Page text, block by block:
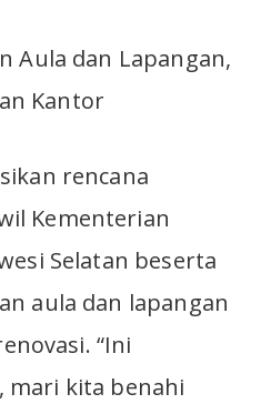
Aula dan Lapangan,
Kantor
rencana
Kementerian
Selatan beserta
aula dan lapangan
“Ini
kita benahi